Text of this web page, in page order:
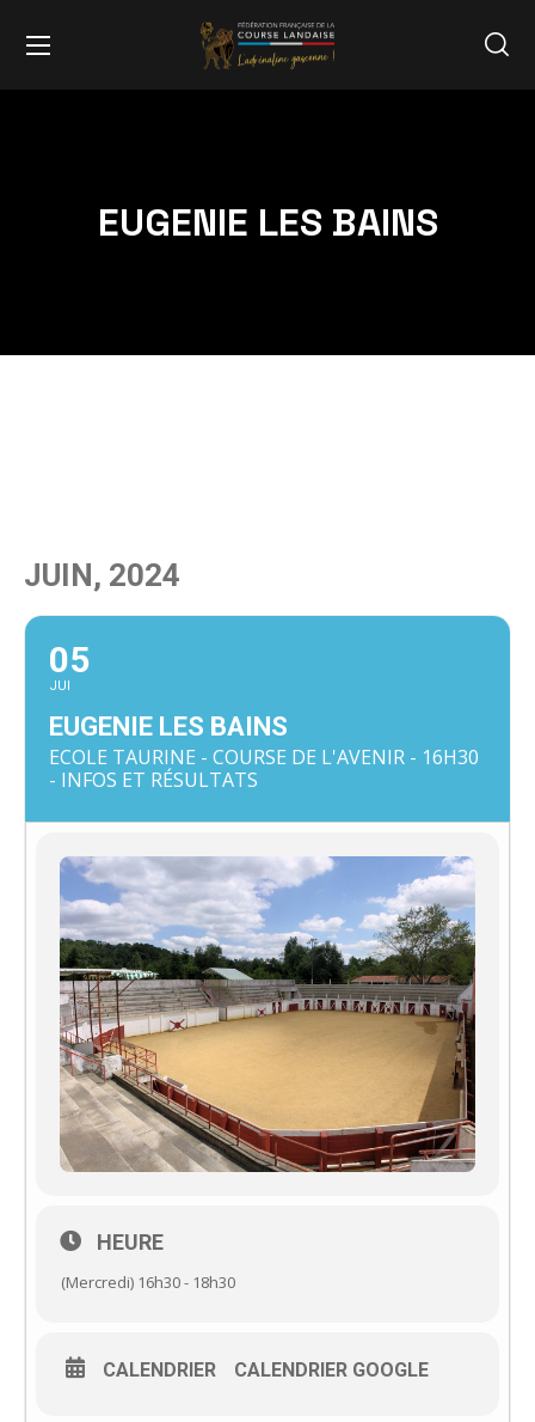
EUGENIE LES BAINS
JUIN, 2024
05
JUI
EUGENIE LES BAINS
ECOLE TAURINE - COURSE DE L'AVENIR - 16H30
- INFOS ET RÉSULTATS
HEURE
(Mercredi) 16h30 - 18h30
CALENDRIER CALENDRIER GOOGLE